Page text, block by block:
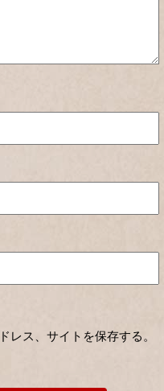
レス、サイトを保存する。